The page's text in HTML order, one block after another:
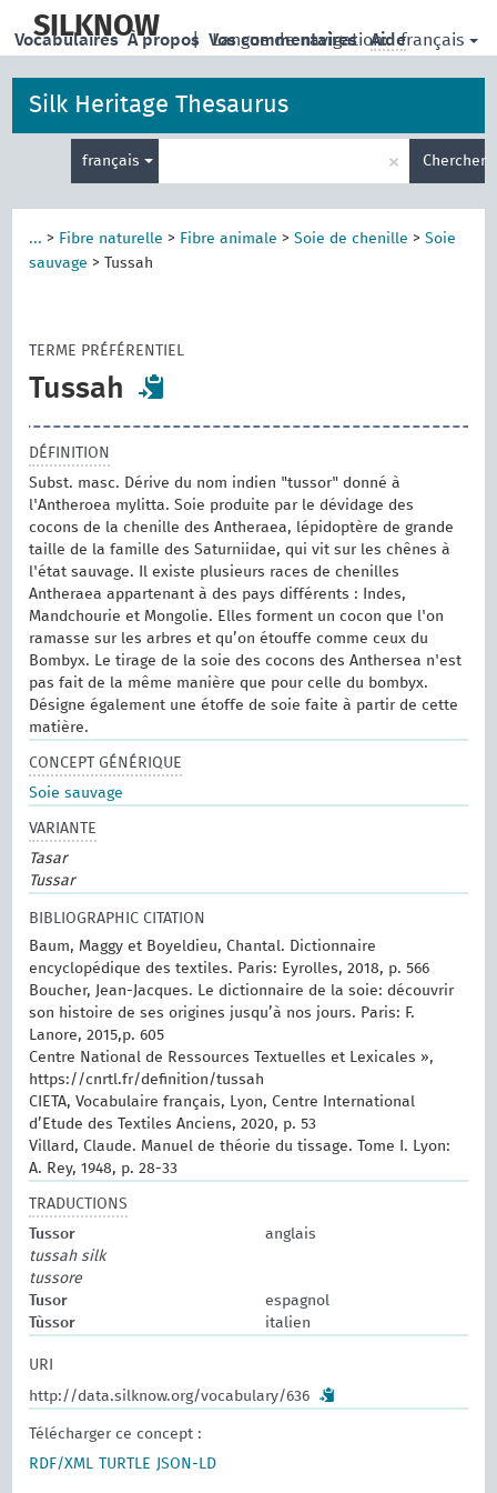
main
SILKNOW | Langue de navigation: français
Vocabulaires À propos Vos commentaires Aide
Silk Heritage Thesaurus
français
de
recherche
× Chercher
... > Fibre naturelle > Fibre animale >Soie de chenille >Soie
sauvage > Tussah
TERME PRÉFÉRENTIEL
Tussah
DÉFINITION
Subst. masc. Dérive du nom indien "tussor" donné à
l'Antheroea mylitta. Soie produite par le dévidage des
cocons de la chenille des Antheraea, lépidoptère de grande
taille de la famille des Saturniidae, qui vit sur les chênes à
l'état sauvage. Il existe plusieurs races de chenilles
Antheraea appartenant à des pays différents : Indes,
Mandchourie et Mongolie. Elles forment un cocon que l'on
ramasse sur les arbres et qu’on étouffe comme ceux du
Bombyx. Le tirage de la soie des cocons des Anthersea n'est
pas fait de la même manière que pour celle du bombyx.
Désigne également une étoffe de soie faite à partir de cette
matière.
CONCEPT GÉNÉRIQUE
Soie sauvage
VARIANTE
Tasar
Tussar
BIBLIOGRAPHIC CITATION
Baum, Maggy et Boyeldieu, Chantal. Dictionnaire
encyclopédique des textiles. Paris: Eyrolles, 2018, p. 566
Boucher, Jean-Jacques. Le dictionnaire de la soie: découvrir
son histoire de ses origines jusqu’à nos jours. Paris: F.
Lanore, 2015,p. 605
Centre National de Ressources Textuelles et Lexicales »,
https://cnrtl.fr/definition/tussah
CIETA, Vocabulaire français, Lyon, Centre International
d’Etude des Textiles Anciens, 2020, p. 53
Villard, Claude. Manuel de théorie du tissage. Tome I. Lyon:
A. Rey, 1948, p. 28-33
TRADUCTIONS
Tussor
anglais
tussah silk
tussore
Tusor
espagnol
Tùssor
italien
URI
http://data.silknow.org/vocabulary/636
Télécharger ce concept :
RDF/XML
TURTLE JSON-LD